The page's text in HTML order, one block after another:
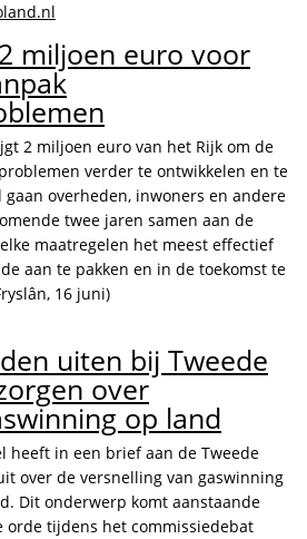
miljoen euro voor
2 miljoen euro van het Rijk om de
verder te ontwikkelen en te
overheden, inwoners en andere
twee jaren samen aan de
maatregelen het meest effectief
aan te pakken en in de toekomst te
16 juni)
uiten bij Tweede
over
op land
heeft in een brief aan de Tweede
over de versnelling van gaswinning
Dit onderwerp komt aanstaande
orde tijdens het commissiedebat